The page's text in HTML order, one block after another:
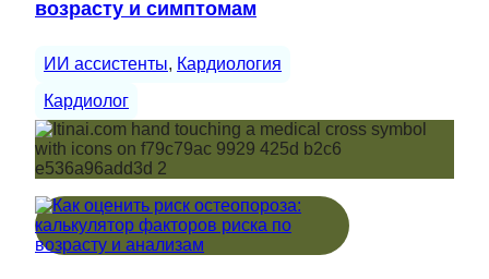
возрасту и симптомам
ИИ ассистенты, Кардиология
Кардиолог